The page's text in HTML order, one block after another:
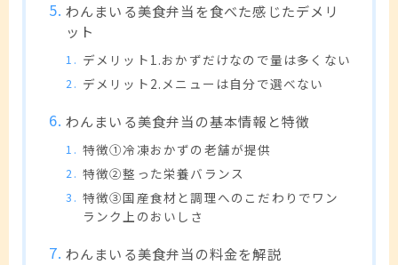
わんまいる美食弁当を食べた感じたデメリ
ット
デメリット1.おかずだけなので量は多くない
デメリット2.メニューは自分で選べない
わんまいる美食弁当の基本情報と特徴
特徴①冷凍おかずの老舗が提供
特徴②整った栄養バランス
特徴③国産食材と調理へのこだわりでワン
ランク上のおいしさ
わんまいる美食弁当の料金を解説